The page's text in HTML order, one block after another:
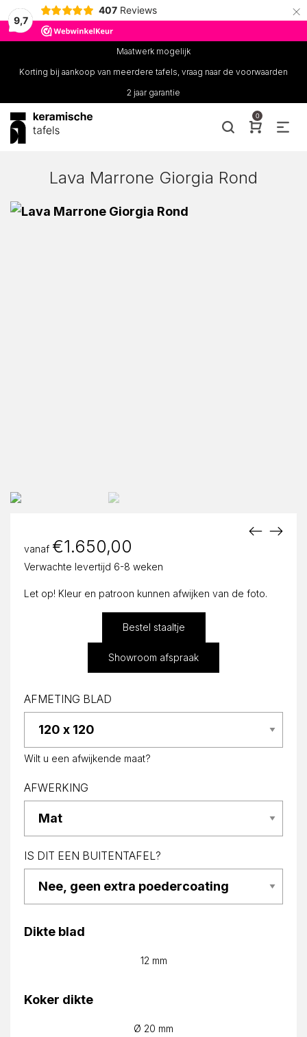
9,7
407 Reviews ×
Maatwerk mogelijk
Korting bij aankoop van meerdere tafels, vraag naar de voorwaarden
2 jaar garantie
0
Lava Marrone Giorgia Rond
vanaf €1.650,00
Verwachte levertijd 6-8 weken
Let op! Kleur en patroon kunnen afwijken van de foto.
Bestel staaltje
Showroom afspraak
AFMETING BLAD
Wilt u een afwijkende maat?
AFWERKING
IS DIT EEN BUITENTAFEL?
Dikte blad
12 mm
Koker dikte
Ø 20 mm